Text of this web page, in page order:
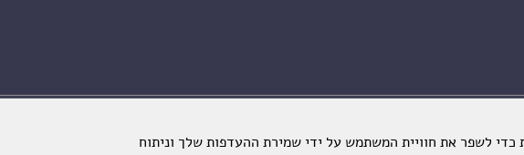
מכון ויצמן למדע. כל הזכויות שמורות
כדי לשפר את חוויית המשתמש על ידי שמירת ההעדפות שלך וניתוח